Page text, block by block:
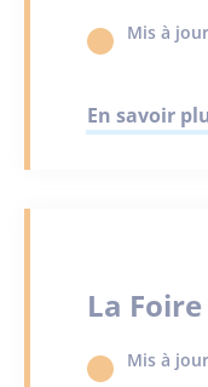
Mis à
En savoir
La
Mis à